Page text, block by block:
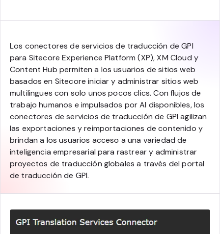
Los conectores de servicios de traducción de GPI
para Sitecore Experience Platform (XP), XM Cloud y
Content Hub permiten a los usuarios de sitios web
basados en Sitecore iniciar y administrar sitios web
multilingües con solo unos pocos clics. Con flujos de
trabajo humanos e impulsados por AI disponibles, los
conectores de servicios de traducción de GPI agilizan
las exportaciones y reimportaciones de contenido y
brindan a los usuarios acceso a una variedad de
inteligencia empresarial para rastrear y administrar
proyectos de traducción globales a través del portal
de traducción de GPI.